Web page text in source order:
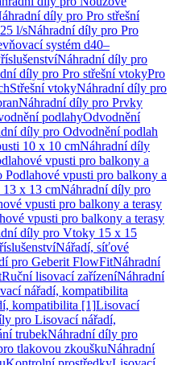
díly pro Pro střešní
l/sNáhradní díly pro Pro
systém d40–
Náhradní díly pro
díly pro Pro střešní vtokyPro
Střešní vtokyNáhradní díly pro
Náhradní díly pro Prvky
podlahyOdvodnění
díly pro Odvodnění podlah
10 x 10 cmNáhradní díly
vpusti pro balkony a
vpusti pro balkony a
13 x 13 cmNáhradní díly pro
vpusti pro balkony a terasy
vpusti pro balkony a terasy
díly pro Vtoky 15 x 15
Nářadí, síťové
pro Geberit FlowFitNáhradní
Ruční lisovací zařízeníNáhradní
nářadí, kompatibilita
kompatibilita [1]Lisovací
pro Lisovací nářadí,
trubekNáhradní díly pro
tlakovou zkouškuNáhradní